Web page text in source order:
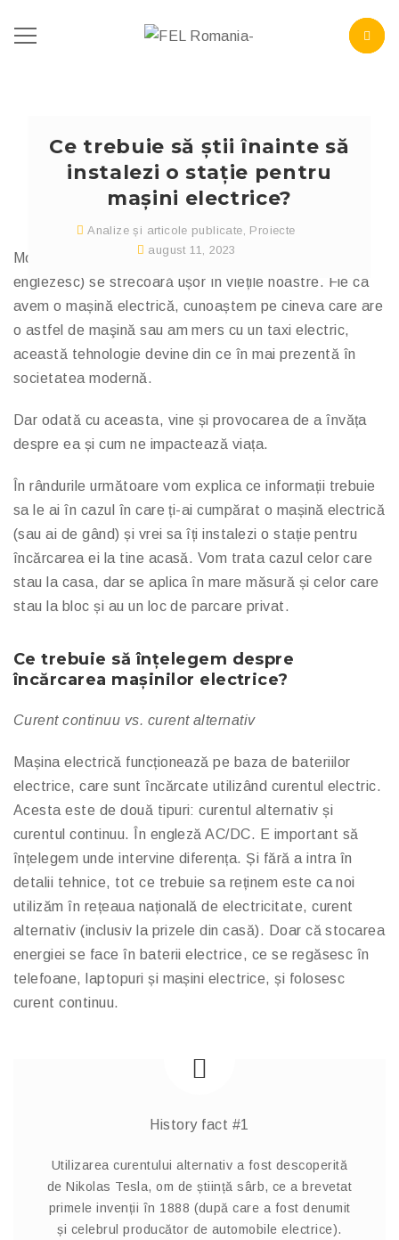
Ce trebuie să știi înainte să
instalezi o stație pentru
mașini electrice?
Analize și articole publicate Proiecte
august 11, 2023
Mobilitatea electrică sau e-mobility (pe termenul ei
englezesc) se strecoară ușor în viețile noastre. Fie ca
avem o mașină electrică, cunoaștem pe cineva care are
o astfel de maşină sau am mers cu un taxi electric,
această tehnologie devine din ce în mai prezentă în
societatea modernă.
Dar odată cu aceasta, vine și provocarea de a învăța
despre ea și cum ne impactează viața.
În rândurile următoare vom explica ce informații trebuie
sa le ai în cazul în care ți-ai cumpărat o mașină electrică
(sau ai de gând) și vrei sa îți instalezi o stație pentru
încărcarea ei la tine acasă. Vom trata cazul celor care
stau la casa, dar se aplica în mare măsură și celor care
stau la bloc și au un loc de parcare privat.
Ce trebuie să înțelegem despre
încărcarea mașinilor electrice?
Curent continuu vs. curent alternativ
Mașina electrică funcționează pe baza de bateriilor
electrice, care sunt încărcate utilizând curentul electric.
Acesta este de două tipuri: curentul alternativ și
curentul continuu. În engleză AC/DC. E important să
înțelegem unde intervine diferența. Și fără a intra în
detalii tehnice, tot ce trebuie sa reținem este ca noi
utilizăm în rețeaua națională de electricitate, curent
alternativ (inclusiv la prizele din casă). Doar că stocarea
energiei se face în baterii electrice, ce se regăsesc în
telefoane, laptopuri și mașini electrice, și folosesc
curent continuu.
History fact #1
Utilizarea curentului alternativ a fost descoperită
de Nikolas Tesla, om de știință sârb, ce a brevetat
primele invenții în 1888 (după care a fost denumit
și celebrul producător de automobile electrice).